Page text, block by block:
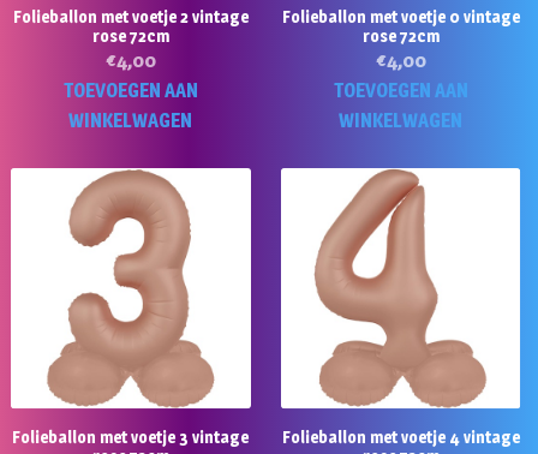
Folieballon met voetje 2 vintage
rose 72cm
€4,00
TOEVOEGEN AAN
WINKELWAGEN
Folieballon met voetje 0 vintage
rose 72cm
€4,00
TOEVOEGEN AAN
WINKELWAGEN
Folieballon met voetje 3 vintage
Folieballon met voetje 4 vintage